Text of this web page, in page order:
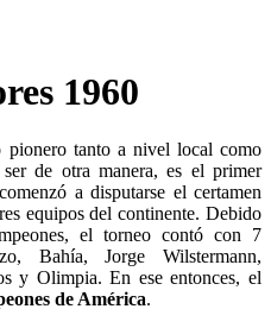
1960
tanto a nivel local como
de otra manera, es el primer
a disputarse el certamen
equipos del continente. Debido
el torneo contó con 7
Bahía, Jorge Wilstermann,
y Olimpia. En ese entonces, el
de América.